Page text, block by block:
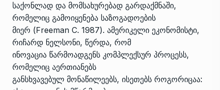
საქონლად და მომსახურებად გარდაქმნაში,
რომელიც გამოიყენება საზოგადოების
მიერ (Freeman C. 1987). ამერიკელი ეკონომისტი,
რიჩარდ ნელსონი, წერდა, რომ
ინოვაცია წარმოადგენს კომპლექსურ პროცესს,
რომელიც აერთიანებს
განსხვავებულ მონაწილეებს, ისეთებს როგორიცაა: